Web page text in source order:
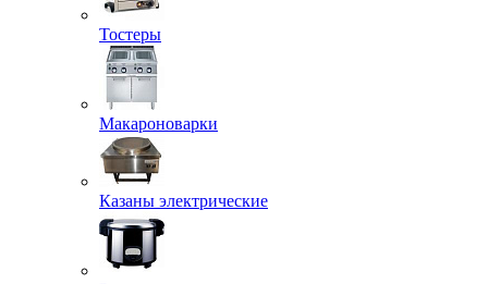
Тостеры
Макароноварки
Казаны электрические